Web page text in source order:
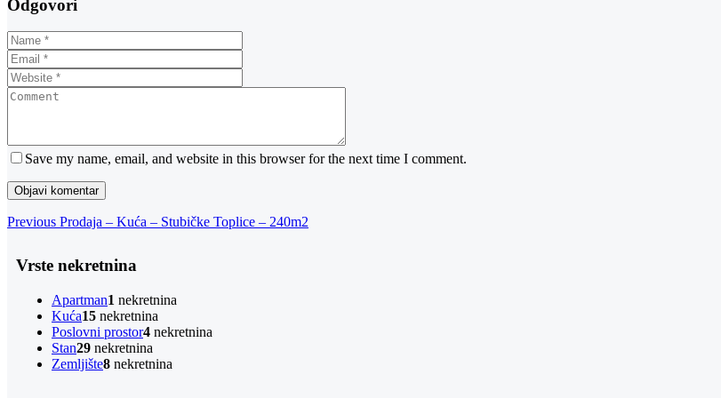
Odgovori
Save my name, email, and website in this browser for the next time I comment.
Navigacija
Previous
Previous Prodaja – Kuća – Stubičke Toplice – 240m2
Vrste nekretnina
Apartman1 nekretnina
Kuća15 nekretnina
Poslovni prostor4 nekretnina
Stan29 nekretnina
Zemljište8 nekretnina